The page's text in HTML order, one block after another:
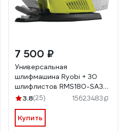
7 500 ₽
Универсальная
шлифмашина Ryobi + 30
шлифлистов RMS180-SA30
5133002910
3.8(25) 15623483
Купить